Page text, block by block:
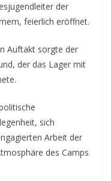
der
feierlich eröffnet.
Auftakt sorgte der
der das Lager mit
sich
Arbeit der
des Camps